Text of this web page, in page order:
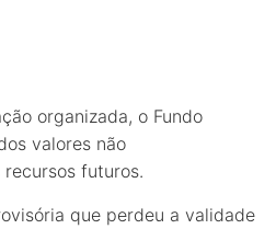
organizada, o Fundo
valores não
futuros.
que perdeu a validade